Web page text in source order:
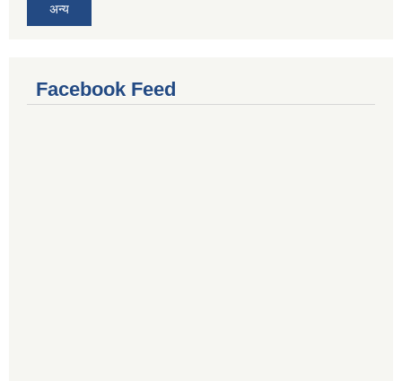
अन्य
Facebook Feed